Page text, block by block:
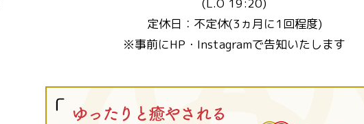
定休日：不定休(3ヵ月に1回程度)
※事前にHP・Instagramで告知いたします